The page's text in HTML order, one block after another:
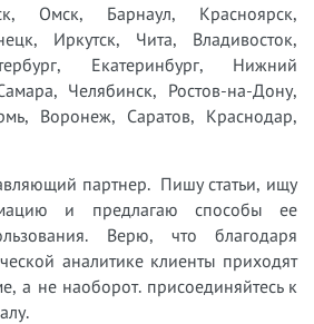
Омск, Барнаул, Красноярск,
Иркутск, Чита, Владивосток,
Екатеринбург, Нижний
Челябинск, Ростов-на-Дону,
Воронеж, Саратов, Краснодар,
партнер. Пишу статьи, ищу
и предлагаю способы ее
Верю, что благодаря
аналитике клиенты приходят
а не наоборот. присоединяйтесь к